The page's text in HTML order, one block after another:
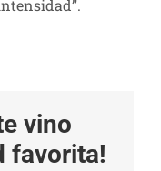
vino
favorita!